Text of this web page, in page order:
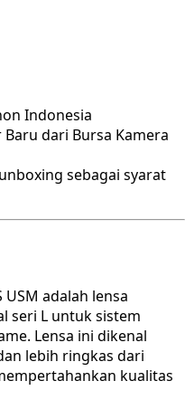
Indonesia
dari Bursa Kamera
sebagai syarat
USM adalah lensa
seri L untuk sistem
Lensa ini dikenal
lebih ringkas dari
kualitas